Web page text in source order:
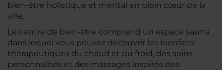
bien-être holistique et mental en plein cœur de la
ville.
Le centre de bien-être comprend un espace sauna
dans lequel vous pouvez découvrir les bienfaits
thérapeutiques du chaud et du froid, des soins
personnalisés et des massages inspirés des